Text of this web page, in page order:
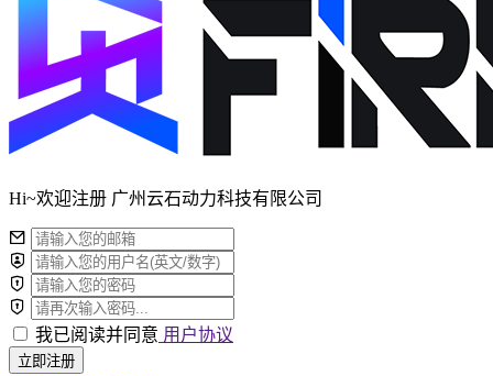
Hi~欢迎注册 广州云石动力科技有限公司
我已阅读并同意 用户协议
立即注册